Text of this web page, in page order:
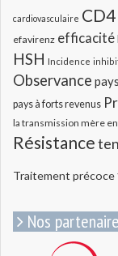
cardiovasculaire CD4
efavirenz efficacité
HSH Incidence
Observance
pays à forts revenus
la transmission mère
Résistance
Traitement précoce
Nos